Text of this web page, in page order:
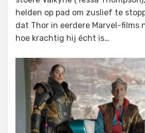
helden op pad om zuslief te
dat Thor in eerdere Marvel-films
hoe krachtig hij écht is…